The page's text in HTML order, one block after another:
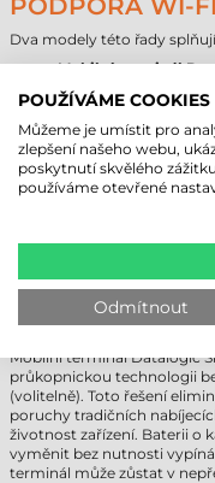
PODPORA WI-
Dva modely této řady
Mobilní terminál
technologii Wi-Fi 6/
bezpečnou
Mobilní terminál
integrovanou funkcí
práci v terénu, kde je
přesné určování
periferním zařízením a
NULOVÉ
NABÍJENÍ A
Mobilní terminál Datalogic
průkopnickou technologii
(volitelně). Toto řešení
poruchy tradičních
životnost zařízení. Baterii o
vyměnit bez nutnosti
terminál může zůstat v
POUŽÍVÁME COOKIES
Můžeme je umístit pro
zlepšení našeho webu,
poskytnutí skvělého
používáme otevřené
Odmítnout